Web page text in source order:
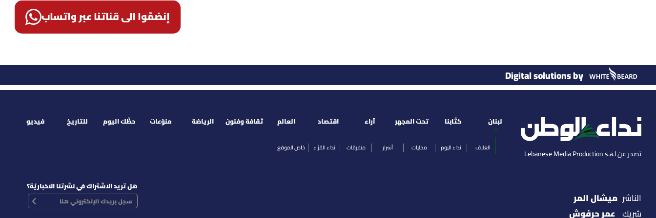
إنضمّوا الى قناتنا عبر واتساب
Digital solutions by
تصدر عن Lebanese Media Production s.a.l
لبنان
الغلاف نداء اليوم محليات أسرار متفرقات نداء القرّاء خاص الموقع
كتّابنا تحت المجهر آراء اقتصاد العالم ثقافة وفنون الرياضة منوّعات حظّك اليوم للتاريخ فيديو
الناشر ميشال المر
شريك عمر حرفوش
هل تريد الاشتراك في نشرتنا الاخباريّة؟